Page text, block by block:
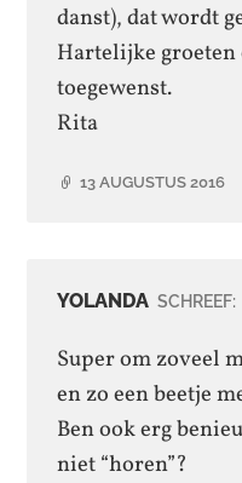
danst), dat wordt
Hartelijke groeten
toegewenst.
Rita
13 AUGUSTUS 2016
YOLANDA SCHREEF:
Super om zoveel
en zo een beetje
Ben ook erg
niet “horen”?